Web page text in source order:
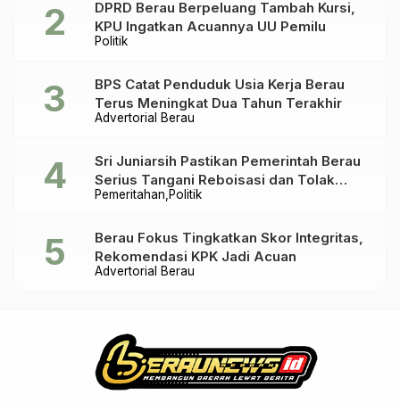
Politik
DPRD Berau Berpeluang Tambah Kursi,
KPU Ingatkan Acuannya UU Pemilu
Advertorial Berau
BPS Catat Penduduk Usia Kerja Berau
Terus Meningkat Dua Tahun Terakhir
Pemeritahan Politik
Sri Juniarsih Pastikan Pemerintah Berau
Serius Tangani Reboisasi dan Tolak
Praktik Ilegal
Advertorial Berau
Berau Fokus Tingkatkan Skor Integritas,
Rekomendasi KPK Jadi Acuan